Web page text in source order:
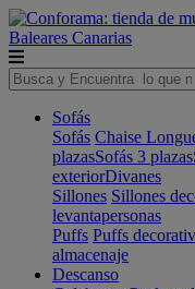
Baleares Canarias
Sofás
Sofás Chaise
plazasSofás 3 plazas
exteriorDivanes
Sillones Sillones
levantapersonas
Puffs Puffs
almacenaje
Descanso